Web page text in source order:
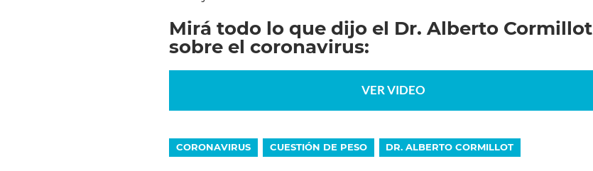
Mirá todo lo que dijo el Dr. Alberto Cormillot
sobre el coronavirus:
VER VIDEO
CORONAVIRUS CUESTIÓN DE PESO DR. ALBERTO CORMILLOT